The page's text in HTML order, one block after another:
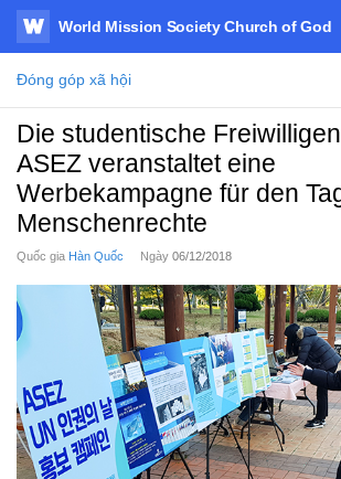
WATV
World Mission Society Church of God
Đóng góp xã hội
Die studentische
ASEZ veranstaltet eine
Werbekampagne für den
Menschenrechte
Quốc gia Hàn Quốc Ngày 06/12/2018